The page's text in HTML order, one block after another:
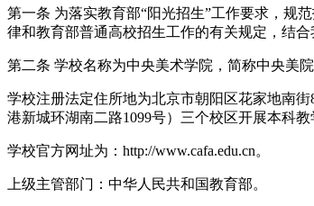
第一条 为落实教育部“阳光招生”工作要求，规
律和教育部普通高校招生工作的有关规定，结合
第二条 学校名称为中央美术学院，简称中央美院
学校注册法定住所地为北京市朝阳区花家地南
港新城环湖南二路1099号）三个校区开展本科教
学校官方网址为：http://www.cafa.edu.cn。
上级主管部门：中华人民共和国教育部。